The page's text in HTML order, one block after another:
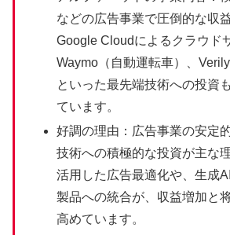
などの広告事業で圧倒的な収
Google Cloudによるクラウド
Waymo（自動運転車）、Verily
といった最先端技術への投資
ています。
好調の理由：広告事業の安定
技術への積極的な投資が主な
活用した広告最適化や、生成
製品への統合が、収益増加と
高めています。